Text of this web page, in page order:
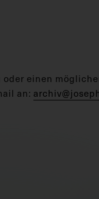
einen
an: